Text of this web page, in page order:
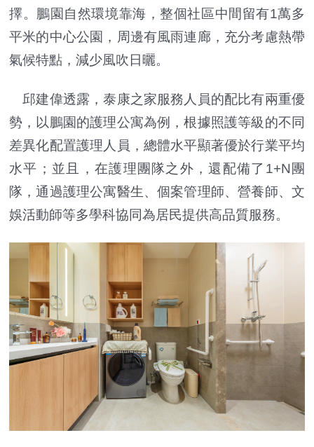
擇。鵬園自然環境靠海，整個社區中間留有1萬多
平米的中心公園，周邊有風雨連廊，充分考慮熱帶
氣候特點，減少風吹日曬。
邱建偉透露，泰康之家服務人員的配比有兩重優
勢，以鵬園的護理公寓為例，根據照護等級的不同
差異化配置護理人員，總體水平顯著優於行業平均
水平；並且，在護理團隊之外，還配備了1+N團
隊，通過護理公寓醫生、個案管理師、營養師、文
娛活動師等多學科協同為居民提供高品質服務。